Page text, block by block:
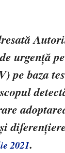
urgență
pe baza
2021.